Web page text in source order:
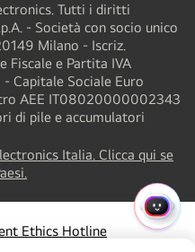
Tutti i diritti
- Società con socio unico
Milano - Iscriz.
Fiscale e Partita IVA
Capitale Sociale Euro
AEE IT08020000002343​
di pile e accumulatori
Italia. Clicca qui se
new
Ethics Hotline
MENU